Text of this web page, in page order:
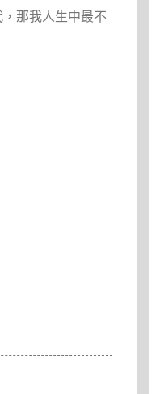
那我人生中最不